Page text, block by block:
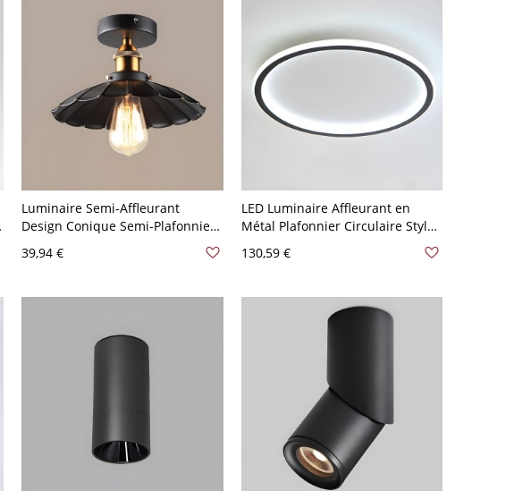
Luminaire Semi-Affleurant
Design Conique Semi-Plafonnier
Industriel en Métal Noir 1 Tête -
Noir 110 V-120 V 25,4 cm
39,94 €
LED Luminaire Affleurant en
Métal Plafonnier Circulaire Style
Moderne pour Salon - Noir 110 V-
120 V 30,48 cm Blanc
130,59 €